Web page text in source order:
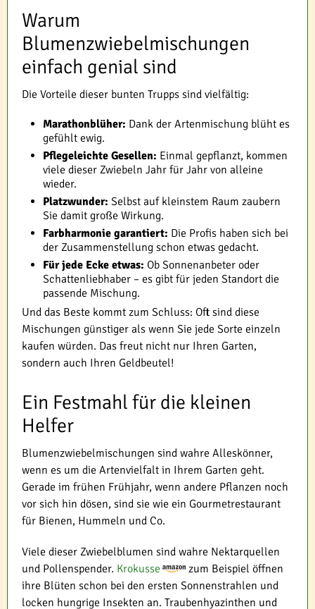
Warum
Blumenzwiebelmischungen
einfach genial sind
Die Vorteile dieser bunten Trupps sind vielfältig:
Marathonblüher: Dank der Artenmischung blüht es
gefühlt ewig.
Pflegeleichte Gesellen: Einmal gepflanzt, kommen
viele dieser Zwiebeln Jahr für Jahr von alleine
wieder.
Platzwunder: Selbst auf kleinstem Raum zaubern
Sie damit große Wirkung.
Farbharmonie garantiert: Die Profis haben sich bei
der Zusammenstellung schon etwas gedacht.
Für jede Ecke etwas: Ob Sonnenanbeter oder
Schattenliebhaber – es gibt für jeden Standort die
passende Mischung.
Und das Beste kommt zum Schluss: Oft sind diese
Mischungen günstiger als wenn Sie jede Sorte einzeln
kaufen würden. Das freut nicht nur Ihren Garten,
sondern auch Ihren Geldbeutel!
Ein Festmahl für die kleinen
Helfer
Blumenzwiebelmischungen sind wahre Alleskönner,
wenn es um die Artenvielfalt in Ihrem Garten geht.
Gerade im frühen Frühjahr, wenn andere Pflanzen noch
vor sich hin dösen, sind sie wie ein Gourmetrestaurant
für Bienen, Hummeln und Co.
Viele dieser Zwiebelblumen sind wahre Nektarquellen
und Pollenspender. Krokusse
zum Beispiel öffnen
ihre Blüten schon bei den ersten Sonnenstrahlen und
locken hungrige Insekten an. Traubenhyazinthen und